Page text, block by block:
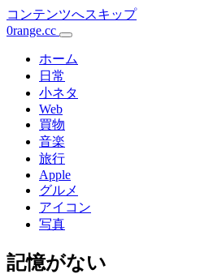
コンテンツへスキップ
メ
ン
0range.cc
ホーム
日常
小ネタ
Web
買物
音楽
旅行
Apple
グルメ
アイコン
写真
記憶がない